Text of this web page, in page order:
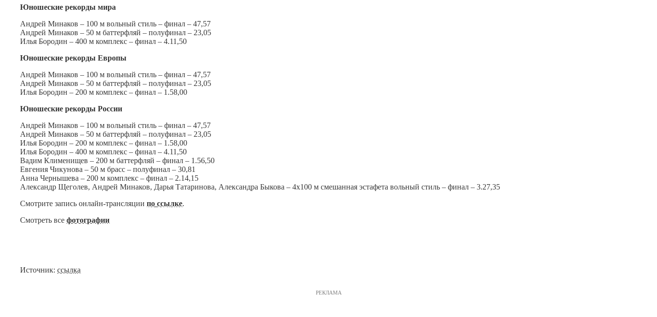
Юношеские рекорды мира
Андрей Минаков – 100 м вольный стиль – финал – 47,57
Андрей Минаков – 50 м баттерфляй – полуфинал – 23,05
Илья Бородин – 400 м комплекс – финал – 4.11,50
Юношеские рекорды Европы
Андрей Минаков – 100 м вольный стиль – финал – 47,57
Андрей Минаков – 50 м баттерфляй – полуфинал – 23,05
Илья Бородин – 200 м комплекс – финал – 1.58,00
Юношеские рекорды России
Андрей Минаков – 100 м вольный стиль – финал – 47,57
Андрей Минаков – 50 м баттерфляй – полуфинал – 23,05
Илья Бородин – 200 м комплекс – финал – 1.58,00
Илья Бородин – 400 м комплекс – финал – 4.11,50
Вадим Клименищев – 200 м баттерфляй – финал – 1.56,50
Евгения Чикунова – 50 м брасс – полуфинал – 30,81
Анна Чернышева – 200 м комплекс – финал – 2.14,15
Александр Щеголев, Андрей Минаков, Дарья Татаринова, Александра Быкова – 4х100 м смешанная эстафета вольный стиль – финал – 3.27,35
Смотрите запись онлайн-трансляциипо ссылке.
Смотреть всефотографии
Источник:ссылка
РЕКЛАМА